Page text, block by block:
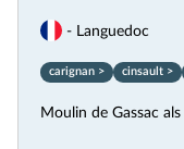
- Languedoc
carignan > cinsault >
Moulin de Gassac